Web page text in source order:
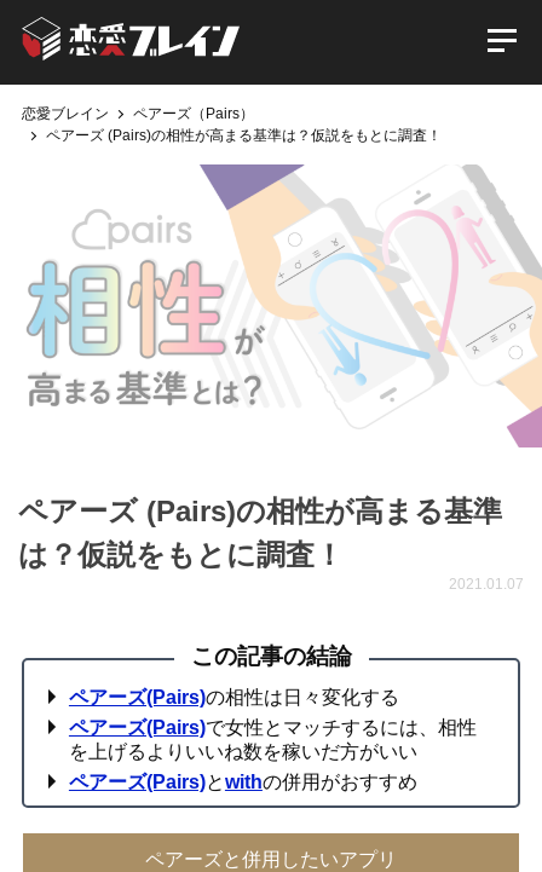
恋愛ブレイン
ペアーズ（Pairs）
ペアーズ (Pairs)の相性が高まる基準は？仮説をもとに調査！
ペアーズ (Pairs)の相性が高まる基準
は？仮説をもとに調査！
2021.01.07
この記事の結論
ペアーズ(Pairs)の相性は日々変化する
ペアーズ(Pairs)で女性とマッチするには、相性
を上げるよりいいね数を稼いだ方がいい
ペアーズ(Pairs)とwithの併用がおすすめ
ペアーズと併用したいアプリ